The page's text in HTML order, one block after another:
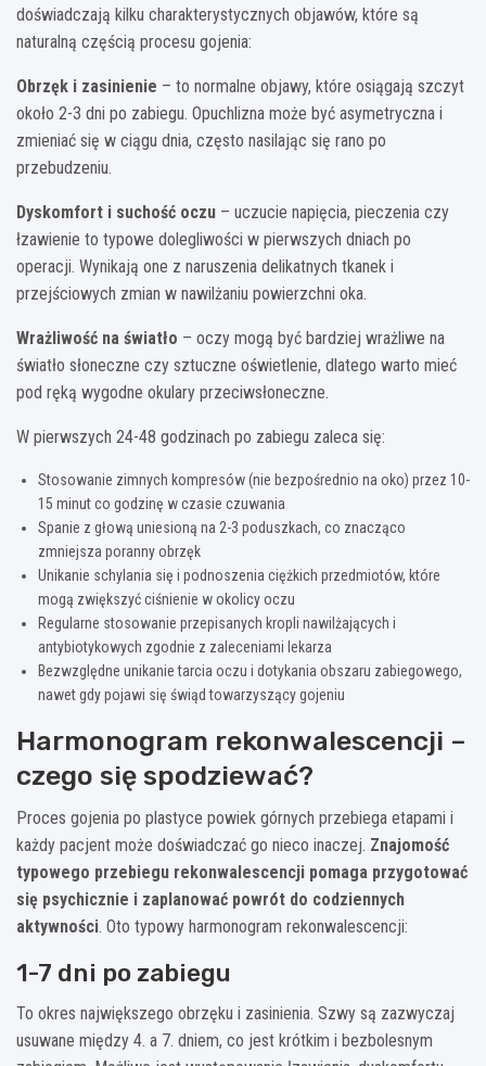
doświadczają kilku charakterystycznych objawów, które są
naturalną częścią procesu gojenia:
Obrzęk i zasinienie – to normalne objawy, które osiągają szczyt
około 2-3 dni po zabiegu. Opuchlizna może być asymetryczna i
zmieniać się w ciągu dnia, często nasilając się rano po
przebudzeniu.
Dyskomfort i suchość oczu – uczucie napięcia, pieczenia czy
łzawienie to typowe dolegliwości w pierwszych dniach po
operacji. Wynikają one z naruszenia delikatnych tkanek i
przejściowych zmian w nawilżaniu powierzchni oka.
Wrażliwość na światło – oczy mogą być bardziej wrażliwe na
światło słoneczne czy sztuczne oświetlenie, dlatego warto mieć
pod ręką wygodne okulary przeciwsłoneczne.
W pierwszych 24-48 godzinach po zabiegu zaleca się:
Stosowanie zimnych kompresów (nie bezpośrednio na oko) przez 10-
15 minut co godzinę w czasie czuwania
Spanie z głową uniesioną na 2-3 poduszkach, co znacząco
zmniejsza poranny obrzęk
Unikanie schylania się i podnoszenia ciężkich przedmiotów, które
mogą zwiększyć ciśnienie w okolicy oczu
Regularne stosowanie przepisanych kropli nawilżających i
antybiotykowych zgodnie z zaleceniami lekarza
Bezwzględne unikanie tarcia oczu i dotykania obszaru zabiegowego,
nawet gdy pojawi się świąd towarzyszący gojeniu
Harmonogram rekonwalescencji –
czego się spodziewać?
Proces gojenia po plastyce powiek górnych przebiega etapami i
każdy pacjent może doświadczać go nieco inaczej. Znajomość
typowego przebiegu rekonwalescencji pomaga przygotować
się psychicznie i zaplanować powrót do codziennych
aktywności. Oto typowy harmonogram rekonwalescencji:
1-7 dni po zabiegu
To okres największego obrzęku i zasinienia. Szwy są zazwyczaj
usuwane między 4. a 7. dniem, co jest krótkim i bezbolesnym